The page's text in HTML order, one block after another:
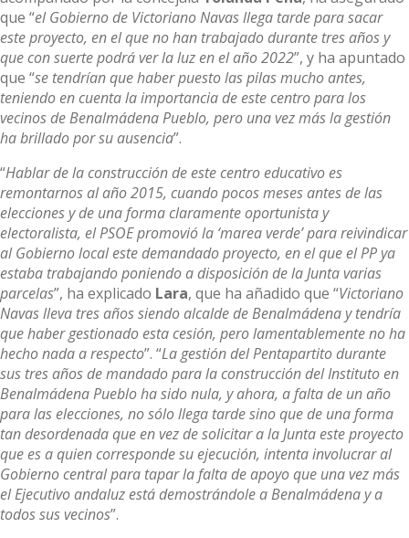
que “el Gobierno de Victoriano Navas llega tarde para sacar
este proyecto, en el que no han trabajado durante tres años y
que con suerte podrá ver la luz en el año 2022”, y ha apuntado
que “se tendrían que haber puesto las pilas mucho antes,
teniendo en cuenta la importancia de este centro para los
vecinos de Benalmádena Pueblo, pero una vez más la gestión
ha brillado por su ausencia”.
“Hablar de la construcción de este centro educativo es
remontarnos al año 2015, cuando pocos meses antes de las
elecciones y de una forma claramente oportunista y
electoralista, el PSOE promovió la ‘marea verde’ para reivindicar
al Gobierno local este demandado proyecto, en el que el PP ya
estaba trabajando poniendo a disposición de la Junta varias
parcelas”, ha explicado Lara, que ha añadido que “Victoriano
Navas lleva tres años siendo alcalde de Benalmádena y tendría
que haber gestionado esta cesión, pero lamentablemente no ha
hecho nada a respecto”. “La gestión del Pentapartito durante
sus tres años de mandado para la construcción del Instituto en
Benalmádena Pueblo ha sido nula, y ahora, a falta de un año
para las elecciones, no sólo llega tarde sino que de una forma
tan desordenada que en vez de solicitar a la Junta este proyecto
que es a quien corresponde su ejecución, intenta involucrar al
Gobierno central para tapar la falta de apoyo que una vez más
el Ejecutivo andaluz está demostrándole a Benalmádena y a
todos sus vecinos”.